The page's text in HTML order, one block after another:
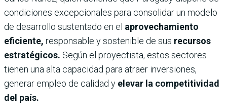
condiciones excepcionales para consolidar un modelo
de desarrollo sustentado en el aprovechamiento
eficiente, responsable y sostenible de sus recursos
estratégicos. Según el proyectista, estos sectores
tienen una alta capacidad para atraer inversiones,
generar empleo de calidad y elevar la competitividad
del país.